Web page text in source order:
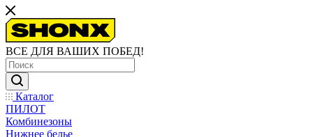
ВСЕ ДЛЯ ВАШИХ ПОБЕД!
Каталог
ПИЛОТ
Комбинезоны
Нижнее белье